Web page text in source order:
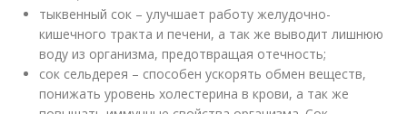
тыквенный сок – улучшает работу желудочно-
кишечного тракта и печени, а так же выводит лишнюю
воду из организма, предотвращая отечность;
сок сельдерея – способен ускорять обмен веществ,
понижать уровень холестерина в крови, а так же